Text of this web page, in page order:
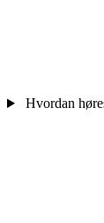
Hvordan